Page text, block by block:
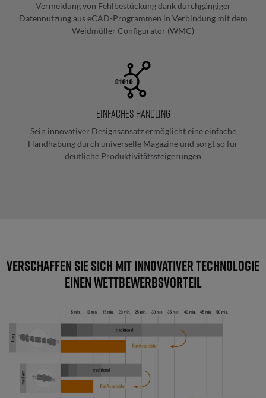
Vollautomatische
Kabelkonfektionierung
Datenanreicherung
Semiautomatische
Kabelkonfektion
Montageplattenbestückung
Verdrahtungsassistenz
Vermeidung von Fehlbestückung dank durchgängiger
Datennutzung aus eCAD-Programmen in Verbindung mit dem
Weidmüller Configurator (WMC)
einfaches Handling
Sein innovativer Designsansatz ermöglicht eine einfache
Handhabung durch universelle Magazine und sorgt so für
deutliche Produktivitätssteigerungen
Verschaffen Sie sich mit innovativer Technologie
einen Wettbewerbsvorteil